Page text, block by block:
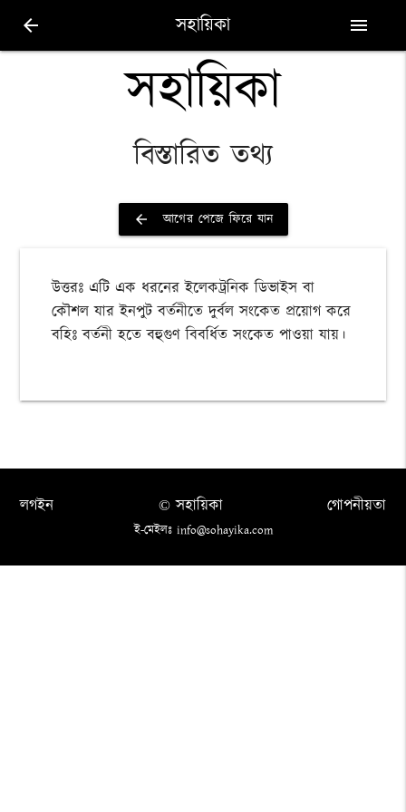
arrow_back সহায়িকা menu
সহায়িকা
বিস্তারিত তথ্য
arrow_back আগের পেজে ফিরে যান
উত্তরঃ এটি এক ধরনের ইলেকট্রনিক ডিভাইস বা
কৌশল যার ইনপুট বর্তনীতে দুর্বল সংকেত প্রয়োগ করে
বহিঃ বর্তনী হতে বহুগুণ বিবর্ধিত সংকেত পাওয়া যায়।
লগইন গোপনীয়তা
© সহায়িকা
ই-মেইলঃ info@sohayika.com